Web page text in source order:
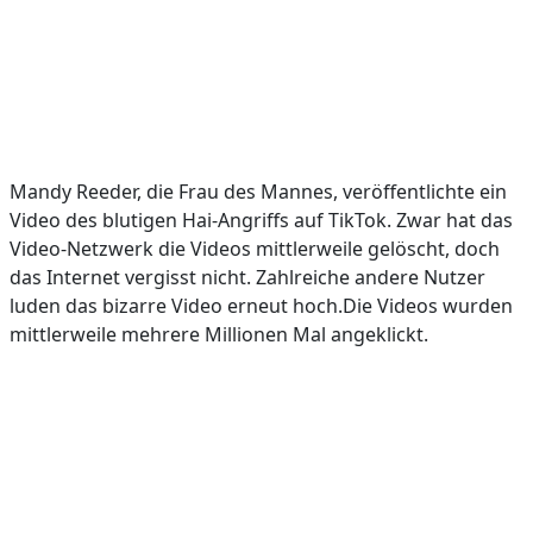
Mandy Reeder, die Frau des Mannes, veröffentlichte ein
Video des blutigen Hai-Angriffs auf TikTok. Zwar hat das
Video-Netzwerk die Videos mittlerweile gelöscht, doch
das Internet vergisst nicht. Zahlreiche andere Nutzer
luden das bizarre Video erneut hoch.Die Videos wurden
mittlerweile mehrere Millionen Mal angeklickt.